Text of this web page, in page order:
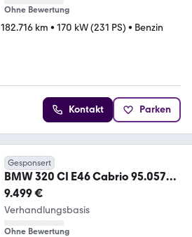
Ohne Bewertung
182.716 km • 170 kW (231 PS) • Benzin
Kontakt Parken
Gesponsert
BMW 320 CI E46 Cabrio 95.057
km Automatik HU 03/27
9.499 €
Verhandlungsbasis
Ohne Bewertung